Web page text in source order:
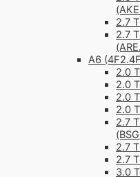
2.7
2.7
A6
2.0
2.0
2.0
2.0
2.7
2.7
2.7
3.0